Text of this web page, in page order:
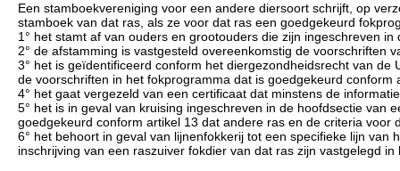
Een stamboekvereniging voor een andere diersoort schrijft, op
stamboek van dat ras, als ze voor dat ras een goedgekeurd
1° het stamt af van ouders en grootouders die zijn ingeschreven
2° de afstamming is vastgesteld overeenkomstig de voorschriften
3° het is geïdentificeerd conform het diergezondheidsrecht van
de voorschriften in het fokprogramma dat is goedgekeurd conform
4° het gaat vergezeld van een certificaat dat minstens de
5° het is in geval van kruising ingeschreven in de hoofdsectie
goedgekeurd conform artikel 13 dat andere ras en de criteria
6° het behoort in geval van lijnenfokkerij tot een specifieke lijn
inschrijving van een raszuiver fokdier van dat ras zijn vastgelegd